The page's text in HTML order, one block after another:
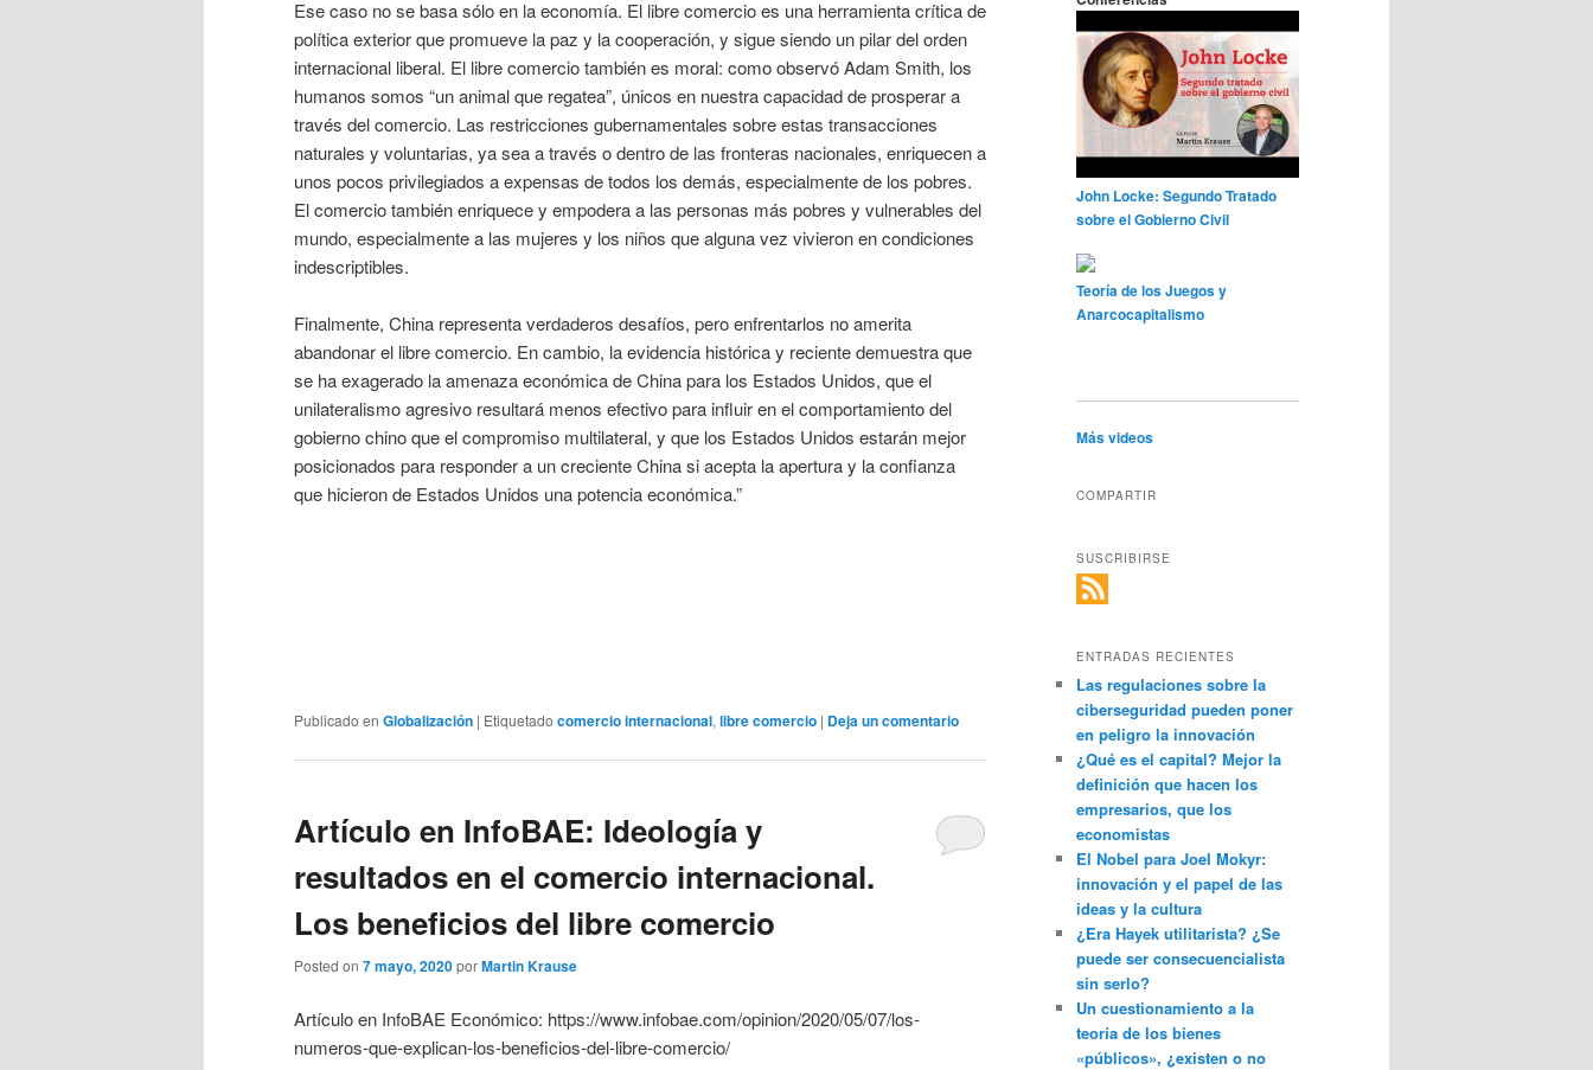
Ese caso no se basa sólo en la economía. El libre comercio es una herramienta crítica de
política exterior que promueve la paz y la cooperación, y sigue siendo un pilar del orden
internacional liberal. El libre comercio también es moral: como observó Adam Smith, los
humanos somos “un animal que regatea”, únicos en nuestra capacidad de prosperar a
través del comercio. Las restricciones gubernamentales sobre estas transacciones
naturales y voluntarias, ya sea a través o dentro de las fronteras nacionales, enriquecen a
unos pocos privilegiados a expensas de todos los demás, especialmente de los pobres.
El comercio también enriquece y empodera a las personas más pobres y vulnerables del
mundo, especialmente a las mujeres y los niños que alguna vez vivieron en condiciones
indescriptibles.
Finalmente, China representa verdaderos desafíos, pero enfrentarlos no amerita
abandonar el libre comercio. En cambio, la evidencia histórica y reciente demuestra que
se ha exagerado la amenaza económica de China para los Estados Unidos, que el
unilateralismo agresivo resultará menos efectivo para influir en el comportamiento del
gobierno chino que el compromiso multilateral, y que los Estados Unidos estarán mejor
posicionados para responder a un creciente China si acepta la apertura y la confianza
que hicieron de Estados Unidos una potencia económica.”
Publicado en Globalización | Etiquetado comercio internacional, libre comercio | Deja un comentario
Artículo en InfoBAE: Ideología y
resultados en el comercio internacional.
Los beneficios del libre comercio
Posted on 7 mayo, 2020porMartin Krause
Artículo en InfoBAE Económico: https://www.infobae.com/opinion/2020/05/07/los-
numeros-que-explican-los-beneficios-del-libre-comercio/
John Locke: Segundo Tratado
sobre el Gobierno Civil
Teoría de los Juegos y
Anarcocapitalismo
Más videos
COMPARTIR
SUSCRIBIRSE
ENTRADAS RECIENTES
Las regulaciones sobre la
ciberseguridad pueden poner
en peligro la innovación
¿Qué es el capital? Mejor la
definición que hacen los
empresarios, que los
economistas
El Nobel para Joel Mokyr:
innovación y el papel de las
ideas y la cultura
¿Era Hayek utilitarista? ¿Se
puede ser consecuencialista
sin serlo?
Un cuestionamiento a la
teoría de los bienes
«públicos», ¿existen o no